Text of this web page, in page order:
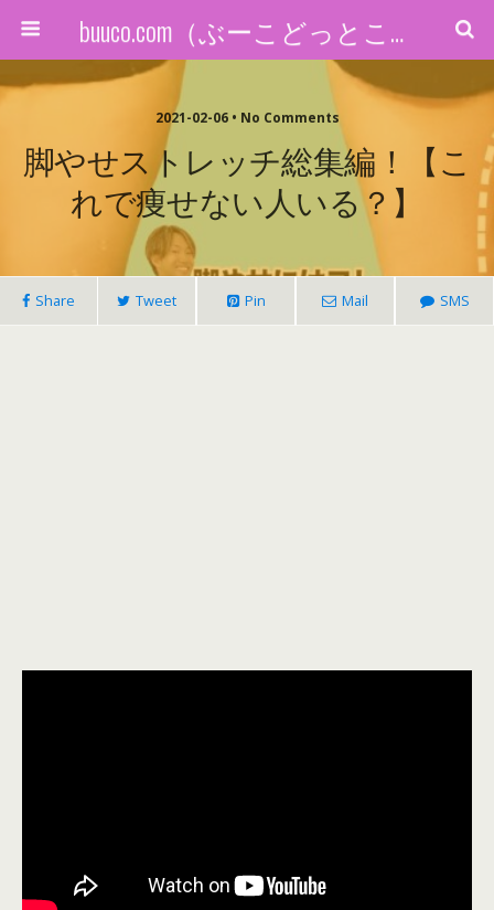
buuco.com（ぶーこどっとこむ）
2021-02-06 • No Comments
脚やせストレッチ総集編！【こ
れで痩せない人いる？】
Share Tweet Pin Mail SMS